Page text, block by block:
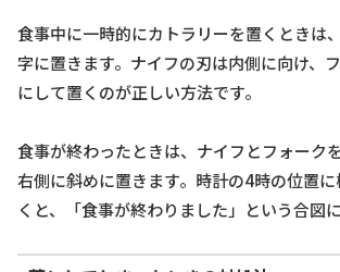
食事中に一時的にカトラリーを置くときは
字に置きます。ナイフの刃は内側に向け、
にして置くのが正しい方法です。
食事が終わったときは、ナイフとフォーク
右側に斜めに置きます。時計の4時の位置
くと、「食事が終わりました」という合図に